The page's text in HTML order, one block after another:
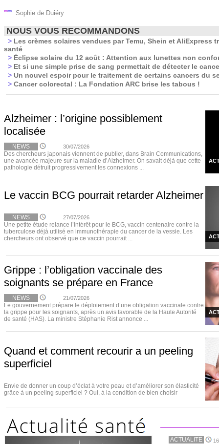
Sophie de Duiéry
NOUS VOUS RECOMMANDONS
> Les crèmes solaires vendues par Temu, Shein et AliExpress
santé
> Éclipse solaire du 12 août : Attention aux lunettes non
> Et si une simple prise de sang permettait de détecter le
> Un nouvel espoir pour le traitement de certains cancers du
> Cancer colorectal : La Fondation ARC brise les tabous !
Alzheimer : l’origine possiblement
localisée
NEWS 30/07/2026
Des chercheurs japonais viennent de publier, dans Brain Communications,
une avancée majeure sur la maladie d’Alzheimer. On savait déjà que cette
pathologie détruit progressivement les connexions ...
Le vaccin BCG pourrait retarder Alzheimer
NEWS 27/07/2026
Une petite étude relance l’intérêt pour le BCG, vaccin centenaire contre la
tuberculose déjà utilisé en immunothérapie du cancer de la vessie. Les
chercheurs ont observé que ce vaccin pourrait ...
Grippe : l’obligation vaccinale des
soignants se prépare en France
NEWS 21/07/2026
Le gouvernement prépare le déploiement d’une obligation vaccinale contre
la grippe pour les soignants, après un avis favorable de la Haute Autorité
de santé (HAS). La ministre Stéphanie Rist annonce ...
Quand et comment recourir a un peeling
superficiel
Envie de donner un coup d’éclat à votre peau et d’améliorer son élasticité
grâce à un peeling superficiel ? Oui, à la condition de bien choisir
ACTUALITE